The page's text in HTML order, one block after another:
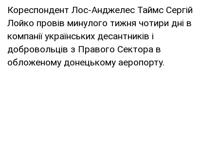
Кореспондент Лос-Анджелес Таймс Сергій
Лойко провів минулого тижня чотири дні в
компанії українських десантників і
добровольців з Правого Сектора в
обложеному донецькому аеропорту.